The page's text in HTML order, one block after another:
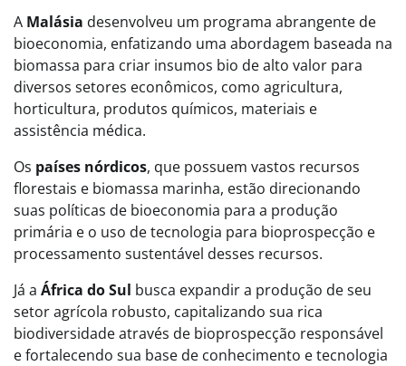
A Malásia desenvolveu um programa abrangente de
bioeconomia, enfatizando uma abordagem baseada na
biomassa para criar insumos bio de alto valor para
diversos setores econômicos, como agricultura,
horticultura, produtos químicos, materiais e
assistência médica.
Os países nórdicos, que possuem vastos recursos
florestais e biomassa marinha, estão direcionando
suas políticas de bioeconomia para a produção
primária e o uso de tecnologia para bioprospecção e
processamento sustentável desses recursos.
Já a África do Sul busca expandir a produção de seu
setor agrícola robusto, capitalizando sua rica
biodiversidade através de bioprospecção responsável
e fortalecendo sua base de conhecimento e tecnologia